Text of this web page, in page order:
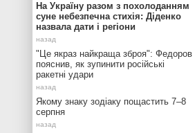
На Україну разом з похолоданням
суне небезпечна стихія: Діденко
назвала дати і регіони
"Це якраз найкраща зброя": Федоров
пояснив, як зупинити російські
ракетні удари
Якому знаку зодіаку пощастить 7–8
серпня